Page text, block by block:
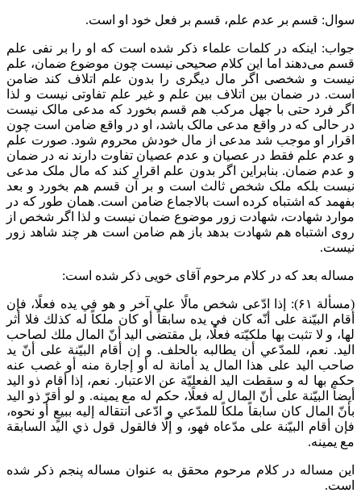
سوال: قسم بر عدم علم، قسم بر فعل خود او است.
جواب: اینکه در کلمات علماء ذکر شده است که او را بر نفی علم
قسم می‌دهند اما این کلام صحیحی نیست چون موضوع ضمان، علم
نیست و شخصی اگر مال دیگری را بدون علم اتلاف کند ضامن
است. در ضمان بین اتلاف بین علم و غیر علم تفاوتی نیست و لذا
اگر فرد حتی با جهل مرکب هم قسم بخورد که مدعی مالک نیست
در حالی که در واقع مدعی مالک باشد، او در واقع ضامن است چون
اقرار او موجب شد مدعی از مال خودش محروم شود. صورت علم
و عدم علم فقط در عصیان و عدم عصیان تفاوت دارند نه در ضمان
و عدم ضمان. بنابراین اگر بدون علم اقرار کند که مال ملک مدعی
نیست بلکه ملک شخص ثالث است و بر آن قسم هم بخورد و بعد
بفهمد که اشتباه کرده است بالاجماع ضامن است. همان طور که در
موارد شهادت، شهادت زور موضوع ضمان نیست و لذا اگر شخص از
روی اشتباه هم شهادت بدهد باز هم ضامن است هر چند شاهد زور
نیست.
مساله بعد که در کلام مرحوم آقای خویی ذکر شده است:
(مسألة ۶۱): إذا ادّعى شخص مالًا على آخر و هو في يده فعلًا، فإن
أقام البيّنة على أنّه كان في يده سابقاً أو كان ملكاً له كذلك فلا أثر
لها، و لا تثبت بها ملكيّته فعلًا، بل مقتضى اليد أنّ المال ملك لصاحب
اليد. نعم، للمدّعي أن يطالبه بالحلف. و إن أقام البيّنة على أنّ يد
صاحب اليد على هذا المال يد أمانة له أو إجارة منه أو غصب عنه
حكم بها له و سقطت اليد الفعليّة عن الاعتبار. نعم، إذا أقام ذو اليد
أيضاً البيّنة على أنّ المال له فعلًا، حكم له مع يمينه. و لو أقرّ ذو اليد
بأنّ المال كان سابقاً ملكاً للمدّعي و ادّعى انتقاله إليه ببيعٍ أو نحوه،
فإن أقام البيّنة على مدّعاه فهو، و إلّا فالقول قول ذي اليد السابقة
مع يمينه.
این مساله در کلام مرحوم محقق به عنوان مساله پنجم ذکر شده
است.